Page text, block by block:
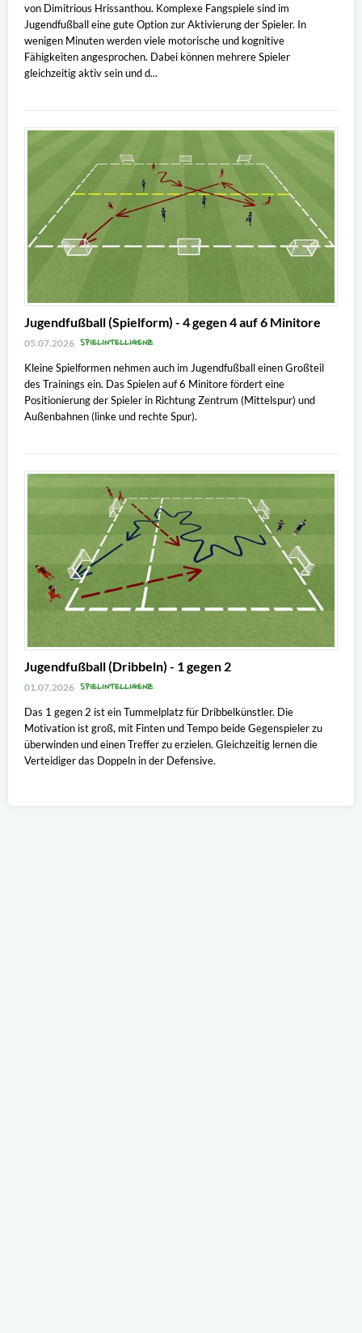
von Dimitrious Hrissanthou. Komplexe Fangspiele sind im
Jugendfußball eine gute Option zur Aktivierung der Spieler. In
wenigen Minuten werden viele motorische und kognitive
Fähigkeiten angesprochen. Dabei können mehrere Spieler
gleichzeitig aktiv sein und d...
Jugendfußball (Spielform) - 4 gegen 4 auf 6 Minitore
05.07.2026 SPIELINTELLIGENZ
Kleine Spielformen nehmen auch im Jugendfußball einen Großteil
des Trainings ein. Das Spielen auf 6 Minitore fördert eine
Positionierung der Spieler in Richtung Zentrum (Mittelspur) und
Außenbahnen (linke und rechte Spur).
Jugendfußball (Dribbeln) - 1 gegen 2
01.07.2026 SPIELINTELLIGENZ
Das 1 gegen 2 ist ein Tummelplatz für Dribbelkünstler. Die
Motivation ist groß, mit Finten und Tempo beide Gegenspieler zu
überwinden und einen Treffer zu erzielen. Gleichzeitig lernen die
Verteidiger das Doppeln in der Defensive.